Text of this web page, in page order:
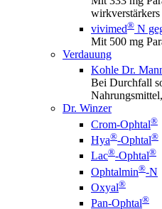
vivimed® N
Mit 500 mg
Verdauung
Kohle Dr.
Bei Durchfall
Dr. Winzer
Crom-Ophtal®
Hya®-Ophtal®
Lac®-Ophtal®
Ophtalmin®-N
Oxyal®
Pan-Ophtal®